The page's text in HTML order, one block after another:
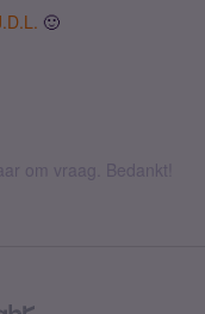
🙂
om vraag. Bedankt!